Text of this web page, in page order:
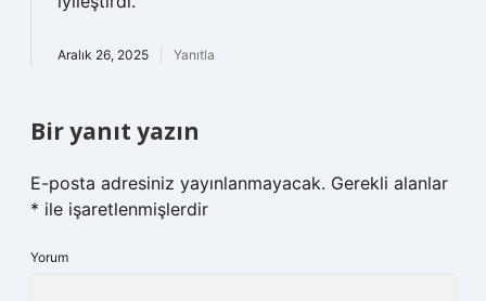
Aralık 26, 2025 Yanıtla
Bir yanıt yazın
E-posta adresiniz yayınlanmayacak. Gerekli alanlar
* ile işaretlenmişlerdir
Yorum